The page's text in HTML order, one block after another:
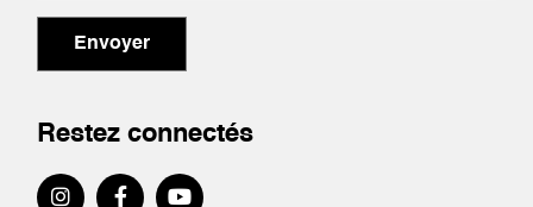
Envoyer
Restez connectés